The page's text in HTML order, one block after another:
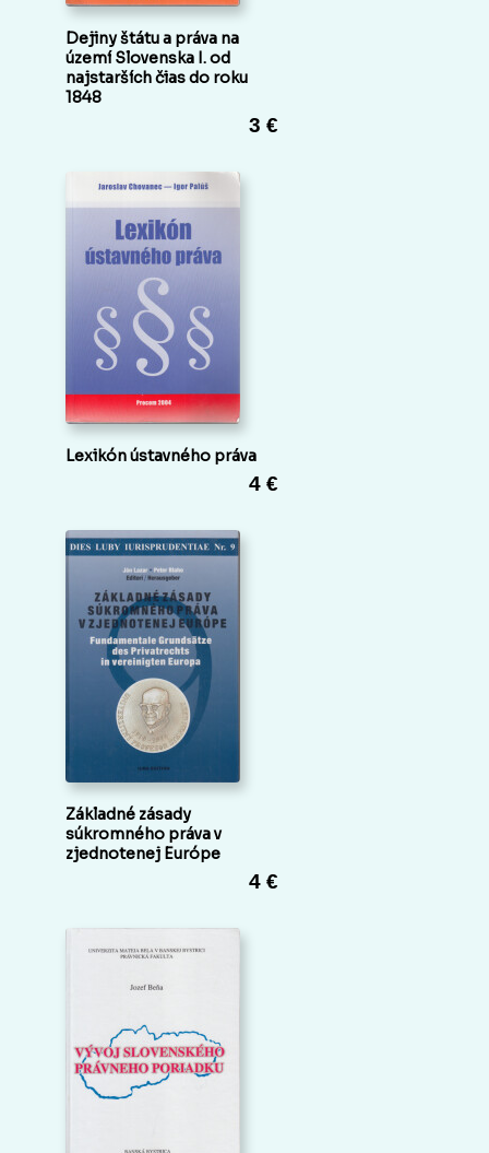
Dejiny štátu a práva na
území Slovenska I. od
najstarších čias do roku
1848
3 €
Lexikón ústavného práva
4 €
Základné zásady
súkromného práva v
zjednotenej Európe
4 €